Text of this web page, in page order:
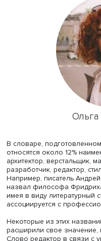
Наконец, прежнее
новое значение –
Слова, относящиеся к
семантическими
словаря, получающие
неологизмами
переосмыслениями.